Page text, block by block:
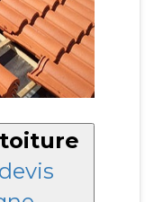
devis